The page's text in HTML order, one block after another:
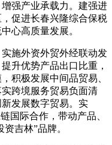
强产业承载力。建强进
促进长春兴隆综合保税
心高质量发展。
施外资外贸外经联动发
升优势产品出口比重，
积极发展中间品贸易、
跨境服务贸易负面清
发展数字贸易。实
国际合作，带动产品、
吉林”品牌。